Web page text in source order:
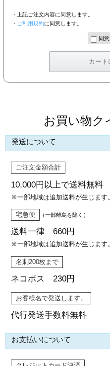
・上記ご注文内容に同意します。
・ ご利用規約に同意します。
同
お買い物ク
発送について
ご注文金額合計
10,000円以上で送料無料
※一部地域は追加送料が生じます。
宅急便 （一部離島を除く）
送料一律 660円
※一部地域は追加送料が生じます。
名刺200枚まで
ネコポス 230円
お客様名で発送します。
代行発送手数料無料
お支払いについて